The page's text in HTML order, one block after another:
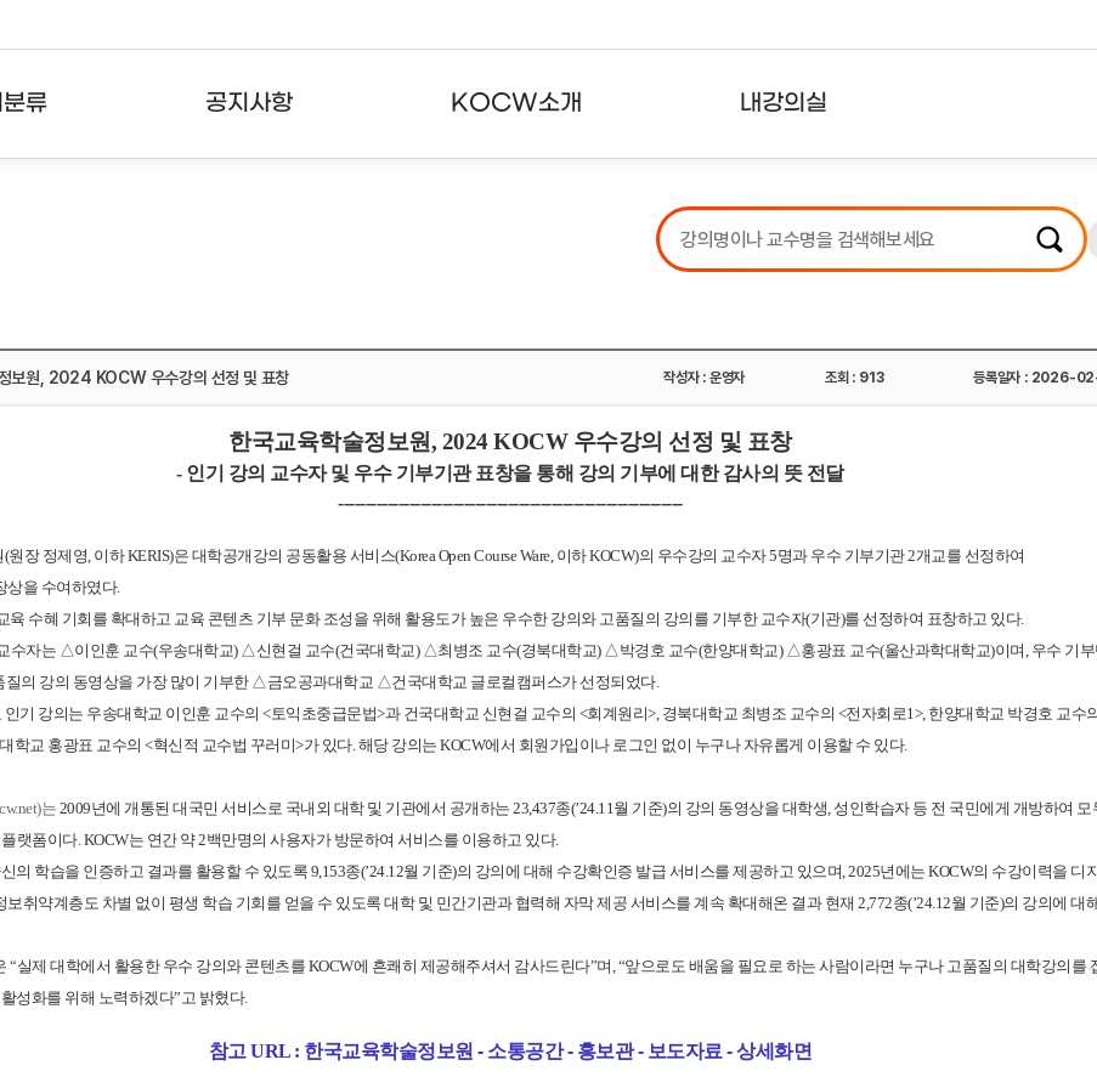
류 공지사항
고객센터
KOCW소개 내강의실
강의리스트
수강확인증강의
보원, 2024 KOCW 우수강의 선정 및 표창 작성자 : 운영자 조회 : 913 등록일자 : 2026-
한국교육학술정보원, 2024 KOCW 우수강의 선정 및 표창
- 인기 강의 교수자 및 우수 기부기관 표창을 통해 강의 기부에 대한 감사의 뜻 전달
---------------------------------------------------------------
장 정제영, 이하 KERIS)은 대학공개강의 공동활용 서비스(Korea Open Course Ware, 이하 KOCW)의 우수강의 교수자 5명과 우수 기부기관 2개교를 선정하여
상을 수여하였다.
육 수혜 기회를 확대하고 교육 콘텐츠 기부 문화 조성을 위해 활용도가 높은 우수한 강의와 고품질의 강의를 기부한 교수자(기관)를 선정하여 표창하고 있다.
수자는 △이인훈 교수(우송대학교) △신현걸 교수(건국대학교) △최병조 교수(경북대학교) △박경호 교수(한양대학교) △홍광표 교수(울산과학대학교)이며, 우수 기
질의 강의 동영상을 가장 많이 기부한 △금오공과대학교 △건국대학교 글로컬캠퍼스가 선정되었다.
기 강의는 우송대학교 이인훈 교수의 <토익초중급문법>과 건국대학교 신현걸 교수의 <회계원리>, 경북대학교 최병조 교수의 <전자회로1>, 한양대학교 박경호 교수
학교 홍광표 교수의 <혁신적 교수법 꾸러미>가 있다. 해당 강의는 KOCW에서 회원가입이나 로그인 없이 누구나 자유롭게 이용할 수 있다.
는2009년에 개통된 대국민 서비스로 국내외 대학 및 기관에서 공개하는 23,437종(’24.11월 기준)의 강의 동영상을 대학생, 성인학습자 등 전 국민에게 개방하여 모
랫폼이다. KOCW는 연간 약 2백만명의 사용자가 방문하여 서비스를 이용하고 있다.
의 학습을 인증하고 결과를 활용할 수 있도록 9,153종(’24.12월 기준)의 강의에 대해 수강확인증 발급 서비스를 제공하고 있으며, 2025년에는 KOCW의 수강이력을 디
보취약계층도 차별 없이 평생 학습 기회를 얻을 수 있도록 대학 및 민간기관과 협력해 자막 제공 서비스를 계속 확대해온 결과 현재 2,772종(’24.12월 기준)의 강의에 대
“실제 대학에서 활용한 우수 강의와 콘텐츠를 KOCW에 흔쾌히 제공해주셔서 감사드린다”며, “앞으로도 배움을 필요로 하는 사람이라면 누구나 고품질의 대학강의를
성화를 위해 노력하겠다”고 밝혔다.
참고 URL : 한국교육학술정보원 - 소통공간 - 홍보관 - 보도자료 - 상세화면